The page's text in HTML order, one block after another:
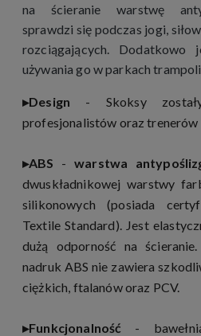
na ścieranie warstwę
sprawdzi się podczas jogi,
rozciągających. Dodatkowo
używania go w parkach
▸Design - Skoksy
profesjonalistów oraz trenerów
▸ABS -warstwa
dwuskładnikowej warstwy
silikonowych (posiada
Textile Standard). Jest
dużą odporność na
nadruk ABS nie zawiera
ciężkich, ftalanów oraz PCV.
▸Funkcjonalność -